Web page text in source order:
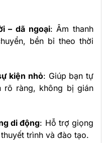
– dã ngoại: Âm thanh
bền bỉ theo thời
kiện nhỏ: Giúp bạn tự
rõ ràng, không bị gián
di động: Hỗ trợ giọng
trình và đào tạo.